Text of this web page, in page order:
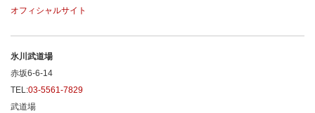
オフィシャルサイト
氷川武道場
赤坂6-6-14
TEL:03-5561-7829
武道場